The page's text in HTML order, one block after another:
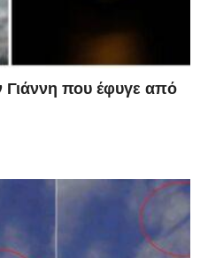
Γιάννη που έφυγε από